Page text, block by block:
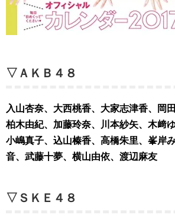
▽ＡＫＢ４８
入山杏奈、大西桃香、大家志津香、岡
柏木由紀、加藤玲奈、川本紗矢、木﨑
小嶋真子、込山榛香、高橋朱里、峯岸
音、武藤十夢、横山由依、渡辺麻友
▽ＳＫＥ４８